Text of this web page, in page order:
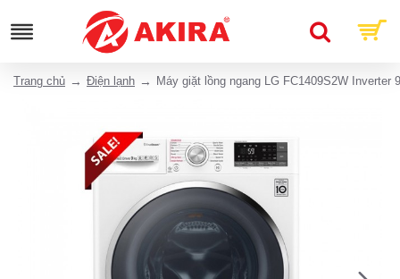
Trang chủ Điện lạnh Máy giặt lồng ngang LG FC1409S2W Inverter